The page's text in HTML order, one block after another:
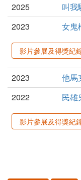
2025
叫我
2023
女鬼
影片參展及得獎紀
2023
他馬
2022
民雄
影片參展及得獎紀